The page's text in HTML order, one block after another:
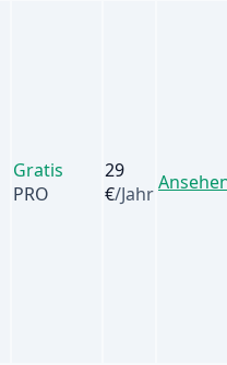
Gratis
PRO
29
€/Jahr